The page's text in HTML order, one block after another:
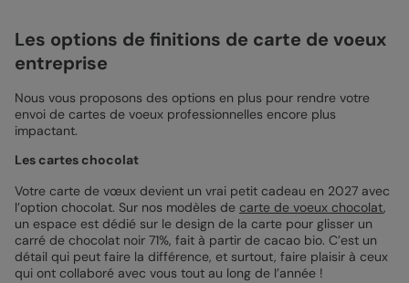
Les options de finitions de carte de voeux
entreprise
Nous vous proposons des options en plus pour rendre votre
envoi de cartes de voeux professionnelles encore plus
impactant.
Les cartes chocolat
Votre carte de vœux devient un vrai petit cadeau en 2027 avec
l’option chocolat. Sur nos modèles de carte de voeux chocolat,
un espace est dédié sur le design de la carte pour glisser un
carré de chocolat noir 71%, fait à partir de cacao bio. C’est un
détail qui peut faire la différence, et surtout, faire plaisir à ceux
qui ont collaboré avec vous tout au long de l’année !